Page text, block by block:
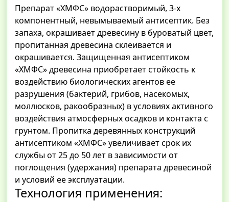
Препарат «ХМФС» водорастворимый, 3-х
компонентный, невымываемый антисептик. Без
запаха, окрашивает древесину в буроватый цвет,
пропитанная древесина склеивается и
окрашивается. Защищенная антисептиком
«ХМФС» древесина приобретает стойкость к
воздействию биологических агентов ее
разрушения (бактерий, грибов, насекомых,
моллюсков, ракообразных) в условиях активного
воздействия атмосферных осадков и контакта с
грунтом. Пропитка деревянных конструкций
антисептиком «ХМФС» увеличивает срок их
службы от 25 до 50 лет в зависимости от
поглощения (удержания) препарата древесиной
и условий ее эксплуатации.
Технология применения: